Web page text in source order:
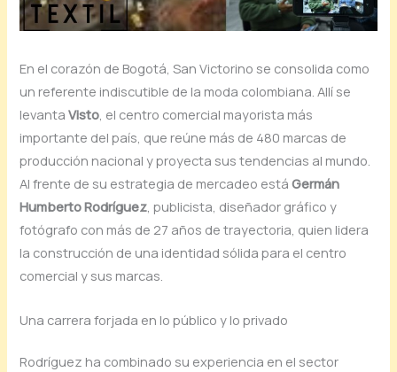
En el corazón de Bogotá, San Victorino se consolida como
un referente indiscutible de la moda colombiana. Allí se
levantaVisto, el centro comercial mayorista más
importante del país, que reúne más de 480 marcas de
producción nacional y proyecta sus tendencias al mundo.
Al frente de su estrategia de mercadeo estáGermán
Humberto Rodríguez, publicista, diseñador gráfico y
fotógrafo con más de 27 años de trayectoria, quien lidera
la construcción de una identidad sólida para el centro
comercial y sus marcas.
Una carrera forjada en lo público y lo privado
Rodríguez ha combinado su experiencia en el sector